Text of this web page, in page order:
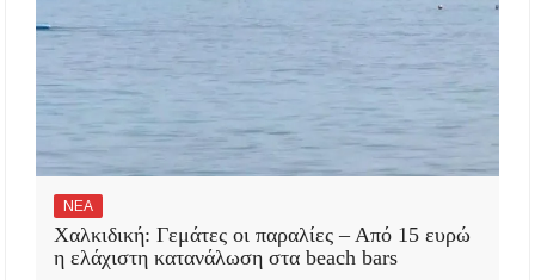
ΝΕΑ
Χαλκιδική: Γεμάτες οι παραλίες – Από 15 ευρώ
η ελάχιστη κατανάλωση στα beach bars